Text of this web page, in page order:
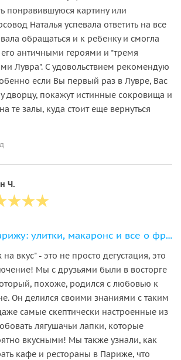
понравившуюся картину или
Наталья успевала ответить на все
обращаться и к ребенку и смогла
его античными героями и "тремя
Лувра". С удовольствием рекомендую
если Вы первый раз в Лувре, Вас
дворцу, покажут истинные сокровища и
те залы, куда стоит еще вернуться
Ч.
Гастротур по Парижу: улитки, макаронс и все о французской кухне
вкус" - это не просто дегустация, это
Мы с друзьями были в восторге
похоже, родился с любовью к
Он делился своими знаниями с таким
самые скептически настроенные из
лягушачьи лапки, которые
вкусными! Мы также узнали, как
кафе и рестораны в Париже, что